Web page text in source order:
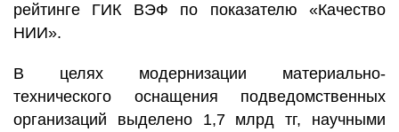
рейтинге ГИК ВЭФ по показателю «Качество
НИИ».
В целях модернизации материально-
технического оснащения подведомственных
организаций выделено 1,7 млрд тг, научными